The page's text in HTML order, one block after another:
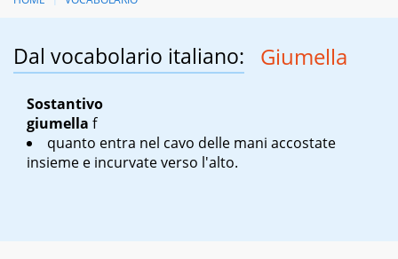
Dal vocabolario italiano: Giumella
Sostantivo
giumella f
quanto entra nel cavo delle mani accostate
insieme e incurvate verso l'alto.